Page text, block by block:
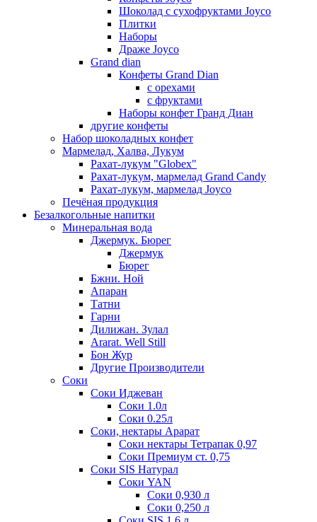
Шоколад с сухофруктами Joyco
Плитки
Наборы
Драже Joyco
Grand dian
Конфеты Grand Dian
с орехами
с фруктами
Наборы конфет Гранд Диан
другие конфеты
Набор шоколадных конфет
Мармелад, Халва, Лукум
Рахат-лукум "Globex"
Рахат-лукум, мармелад Grand Candy
Рахат-лукум, мармелад Joyco
Печёная продукция
Безалкогольные напитки
Минеральная вода
Джермук. Бюрег
Джермук
Бюрег
Бжни. Ной
Апаран
Татни
Гарни
Дилижан. Зулал
Ararat. Well Still
Бон Жур
Другие Производители
Соки
Соки Иджеван
Соки 1.0л
Соки 0.25л
Соки, нектары Арарат
Соки нектары Тетрапак 0,97
Соки Премиум ст. 0,75
Соки SIS Натурал
Соки YAN
Соки 0,930 л
Соки 0,250 л